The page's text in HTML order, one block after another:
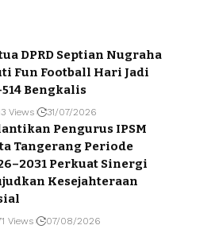
DPRD Septian Nugraha
Fun Football Hari Jadi
Bengkalis
Views 31/07/2026
Pengurus IPSM
Tangerang Periode
Perkuat Sinergi
Kesejahteraan
Views 07/08/2026